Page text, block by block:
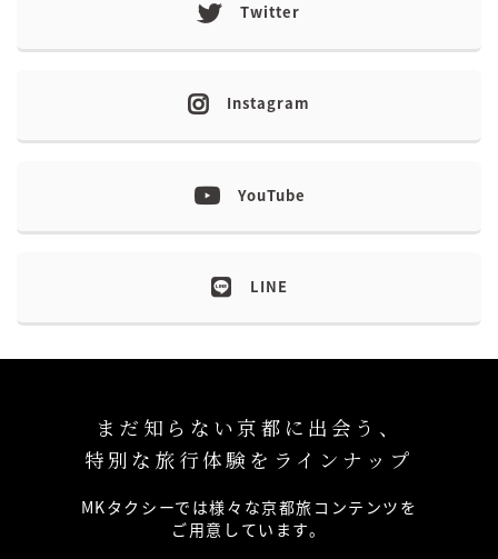
Twitter
Instagram
YouTube
LINE
まだ知らない京都に出会う、
特別な旅行体験をラインナップ
MKタクシーでは様々な京都旅コンテンツを
ご用意しています。